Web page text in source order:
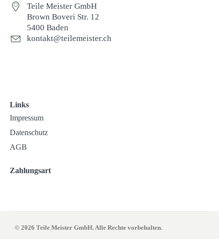
Teile Meister GmbH
Brown Boveri Str. 12
5400 Baden
kontakt@teilemeister.ch
Links
Impressum
Datenschutz
AGB
Zahlungsart
© 2026 Teile Meister GmbH. Alle Rechte vorbehalten.